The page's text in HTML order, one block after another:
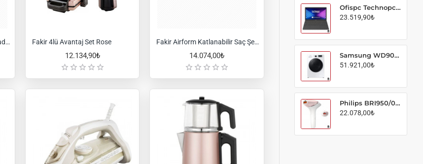
Fakir 2000 W.Yeni Mr.Chef Quadro Blender Seti-Silverstone Fakir 4lü Avantaj Set Rose
12.134,90₺
Fakir Airform Katlanabilir Saç Şekillendime Seti-41005283
14.074,00₺
Ofispc Technopc Genius ti15S5 Intel i5-6287 8GB-256GB SSD 1000MAH Bt 4.0 5g Wifi Freedos 15.6" Notebook
23.519,90₺
Samsung WD90TA046BE1AH 1400 Devir 9 kg Yıkama / 6 kg Kurutma Kapasiteli Kurutmalı Çamaşır Makinesi
51.921,00₺
Philips BRI950/00 Lumea Prestige IPL Tüy Alma Cihazı + Vücut ve Yüz Başlığı
22.078,00₺